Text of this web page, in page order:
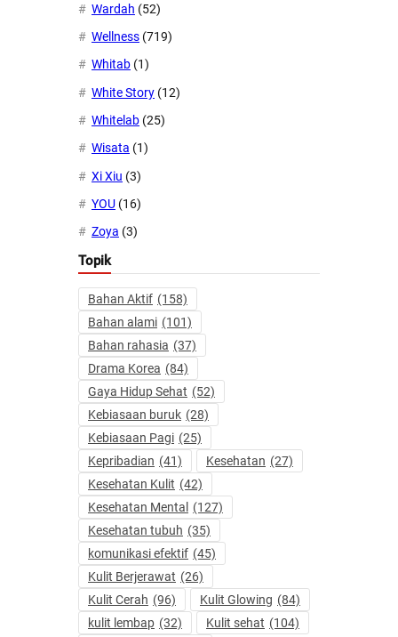
Wardah (52)
Wellness (719)
Whitab (1)
White Story (12)
Whitelab (25)
Wisata (1)
Xi Xiu (3)
YOU (16)
Zoya (3)
Topik
Bahan Aktif (158)
Bahan alami (101)
Bahan rahasia (37)
Drama Korea (84)
Gaya Hidup Sehat (52)
Kebiasaan buruk (28)
Kebiasaan Pagi (25)
Kepribadian (41) Kesehatan (27)
Kesehatan Kulit (42)
Kesehatan Mental
(127)
Kesehatan tubuh (35)
komunikasi efektif (45)
Kulit Berjerawat (26)
Kulit Cerah (96) Kulit Glowing (84)
kulit lembap (32) Kulit sehat (104)